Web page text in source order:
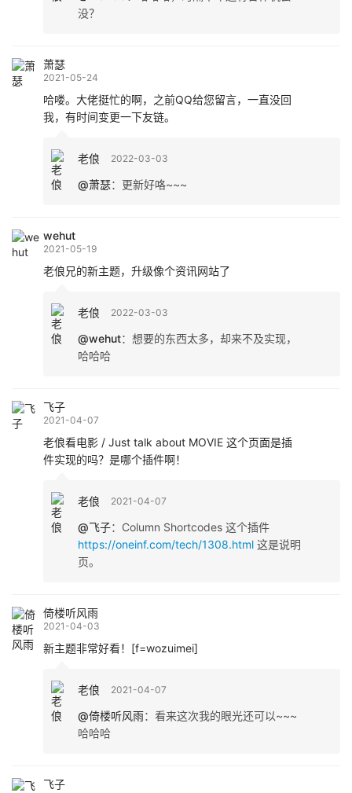
没？
萧瑟
2021-05-24
哈喽。大佬挺忙的啊，之前QQ给您留言，一直没回
我，有时间变更一下友链。
老俍 2022-03-03
@萧瑟： 更新好咯~~~
wehut
2021-05-19
老俍兄的新主题，升级像个资讯网站了
老俍 2022-03-03
@wehut： 想要的东西太多，却来不及实现，
哈哈哈
飞子
2021-04-07
老俍看电影 / Just talk about MOVIE 这个页面是插
件实现的吗？是哪个插件啊！
老俍 2021-04-07
@飞子： Column Shortcodes 这个插件
https://oneinf.com/tech/1308.html 这是说明
页。
倚楼听风雨
2021-04-03
新主题非常好看！[f=wozuimei]
老俍 2021-04-07
@倚楼听风雨： 看来这次我的眼光还可以~~~
哈哈哈
飞子